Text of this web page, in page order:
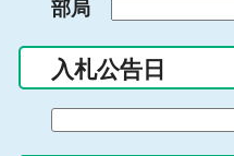
入
力
部局
入札公告日